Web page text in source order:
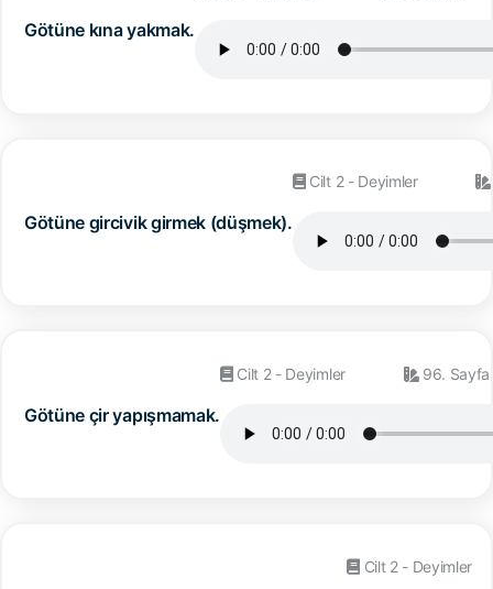
Götüne kına yakmak.
Götüne gircivik girmek (düşmek).
Cilt 2 - Deyimler
Götüne çir yapışmamak.
Cilt 2 - Deyimler 96. Sayfa
Cilt 2 - Deyimler